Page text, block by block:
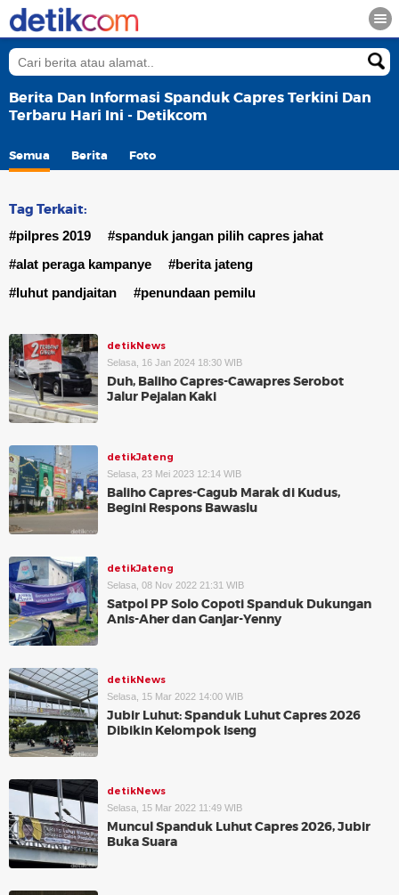
Berita Dan Informasi Spanduk Capres Terkini Dan
Terbaru Hari Ini - Detikcom
Semua Berita Foto
Tag Terkait:
#pilpres 2019
#spanduk jangan pilih capres jahat
#alat peraga kampanye
#berita jateng
#luhut pandjaitan
#penundaan pemilu
detikNews
Selasa, 16 Jan 2024 18:30 WIB
Duh, Baliho Capres-Cawapres Serobot
Jalur Pejalan Kaki
detikJateng
Selasa, 23 Mei 2023 12:14 WIB
Baliho Capres-Cagub Marak di Kudus,
Begini Respons Bawaslu
detikJateng
Selasa, 08 Nov 2022 21:31 WIB
Satpol PP Solo Copoti Spanduk Dukungan
Anis-Aher dan Ganjar-Yenny
detikNews
Selasa, 15 Mar 2022 14:00 WIB
Jubir Luhut: Spanduk Luhut Capres 2026
Dibikin Kelompok Iseng
detikNews
Selasa, 15 Mar 2022 11:49 WIB
Muncul Spanduk Luhut Capres 2026, Jubir
Buka Suara